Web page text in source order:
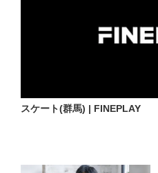
スケート(群馬) | FINEPLAY